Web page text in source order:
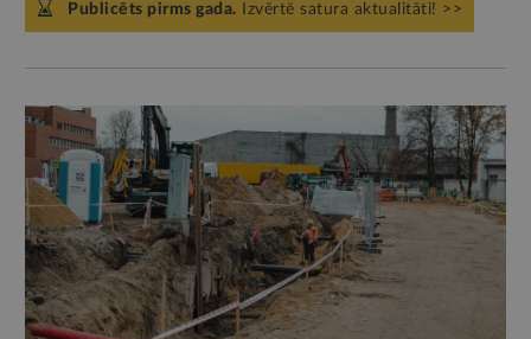
Publicēts pirms gada. Izvērtē satura aktualitāti! >>